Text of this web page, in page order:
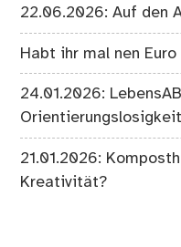
22.06.2026: Auf den
Habt ihr mal nen
24.01.2026:
Orientierungslosigkeit
21.01.2026:
Kreativität?